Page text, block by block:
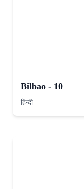
Bilbao - 10
हिन्दी—